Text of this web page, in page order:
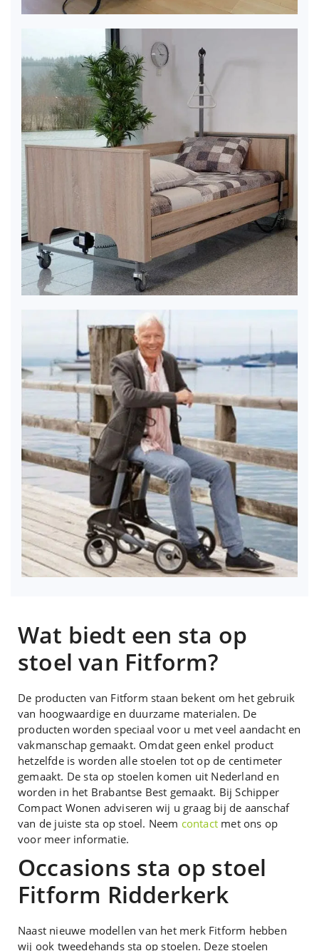
Wat biedt een sta op
stoel van Fitform?
De producten van Fitform staan bekent om het gebruik
van hoogwaardige en duurzame materialen. De
producten worden speciaal voor u met veel aandacht en
vakmanschap gemaakt. Omdat geen enkel product
hetzelfde is worden alle stoelen tot op de centimeter
gemaakt. De sta op stoelen komen uit Nederland en
worden in het Brabantse Best gemaakt. Bij Schipper
Compact Wonen adviseren wij u graag bij de aanschaf
van de juiste sta op stoel. Neem contact met ons op
voor meer informatie.
Occasions sta op stoel
Fitform Ridderkerk
Naast nieuwe modellen van het merk Fitform hebben
wij ook tweedehands sta op stoelen. Deze stoelen